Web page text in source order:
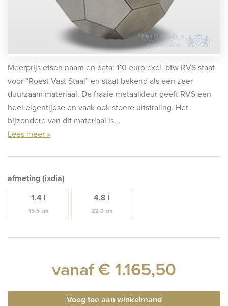
Meerprijs etsen naam en data: 110 euro excl. btw RVS staat
voor “Roest Vast Staal” en staat bekend als een zeer
duurzaam materiaal. De fraaie metaalkleur geeft RVS een
heel eigentijdse en vaak ook stoere uitstraling. Het
bijzondere van dit materiaal is...
Lees meer »
afmeting (ixdia)
1.4 l
15.5 cm
4.8 l
22.0 cm
vanaf € 1.165,50
Voeg toe aan winkelmand